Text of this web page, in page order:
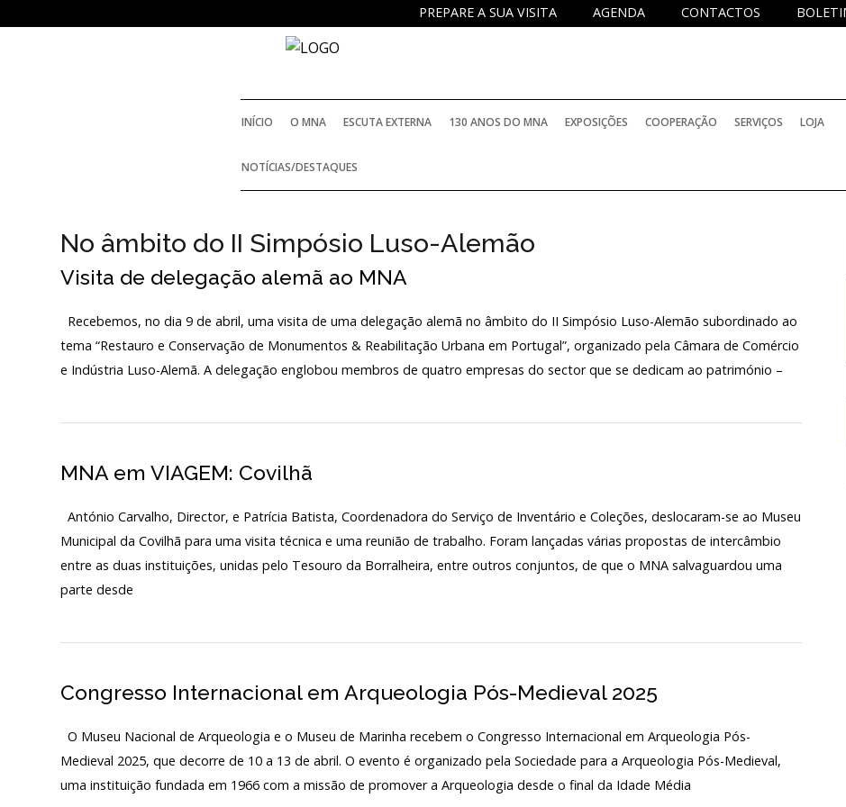
Actividades
Arquivo
ESCUTA EXTERNA
130 ANOS DO MNA
Serviços
Notícias/Destaques
CONTACTOS
AGENDA
PREPARE A SUA VISITA
INÍCIO O MNA ESCUTA EXTERNA 130 ANOS DO MNA EXPOSIÇÕES COOPERAÇÃO SERVIÇOS LOJA
NOTÍCIAS/DESTAQUES
No âmbito do II Simpósio Luso-Alemão
Visita de delegação alemã ao MNA
Recebemos, no dia 9 de abril, uma visita de uma delegação alemã no âmbito do II Simpósio Luso-Alemão subordinado ao
tema “Restauro e Conservação de Monumentos & Reabilitação Urbana em Portugal”, organizado pela Câmara de Comércio
e Indústria Luso-Alemã. A delegação englobou membros de quatro empresas do sector que se dedicam ao património –
MNA em VIAGEM: Covilhã
António Carvalho, Director, e Patrícia Batista, Coordenadora do Serviço de Inventário e Coleções, deslocaram-se ao Museu
Municipal da Covilhã para uma visita técnica e uma reunião de trabalho. Foram lançadas várias propostas de intercâmbio
entre as duas instituições, unidas pelo Tesouro da Borralheira, entre outros conjuntos, de que o MNA salvaguardou uma
parte desde
Congresso Internacional em Arqueologia Pós-Medieval 2025
O Museu Nacional de Arqueologia e o Museu de Marinha recebem o Congresso Internacional em Arqueologia Pós-
Medieval 2025, que decorre de 10 a 13 de abril. O evento é organizado pela Sociedade para a Arqueologia Pós-Medieval,
uma instituição fundada em 1966 com a missão de promover a Arqueologia desde o final da Idade Média